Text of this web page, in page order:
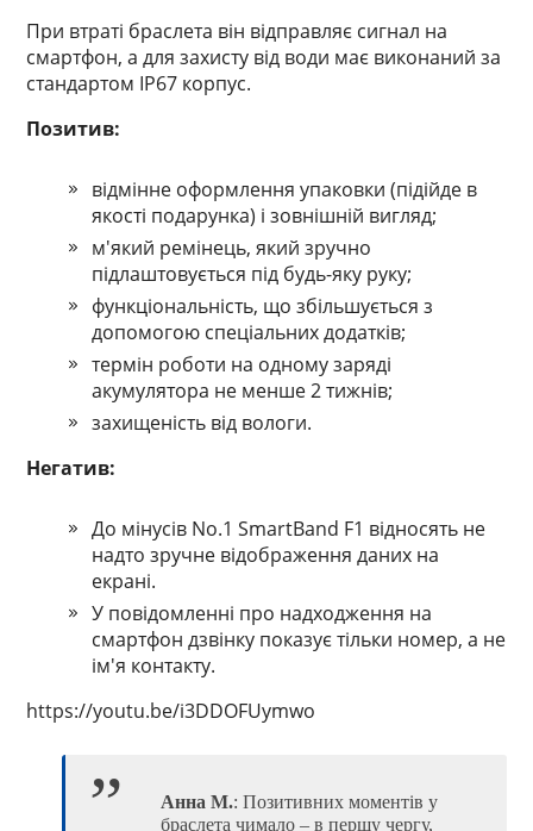
При втраті браслета він відправляє сигнал на
смартфон, а для захисту від води має виконаний за
стандартом IP67 корпус.
Позитив:
відмінне оформлення упаковки (підійде в
якості подарунка) і зовнішній вигляд;
м'який ремінець, який зручно
підлаштовується під будь-яку руку;
функціональність, що збільшується з
допомогою спеціальних додатків;
термін роботи на одному заряді
акумулятора не менше 2 тижнів;
захищеність від вологи.
Негатив:
До мінусів No.1 SmartBand F1 відносять не
надто зручне відображення даних на
екрані.
У повідомленні про надходження на
смартфон дзвінку показує тільки номер, а не
ім'я контакту.
https://youtu.be/i3DDOFUymwo
Анна М.: Позитивних моментів у
браслета чимало – в першу чергу,